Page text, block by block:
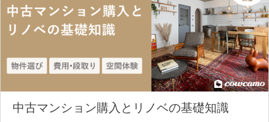
中古マンション購入とリノベの基礎知識